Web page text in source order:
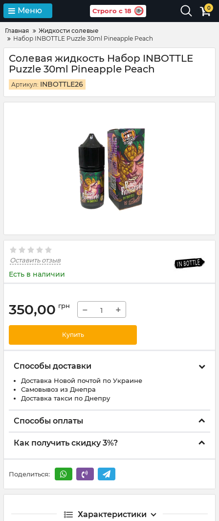
Меню Строго с 18 0
Главная
Жидкости солевые
Набор INBOTTLE Puzzle 30ml Pineapple Peach
Солевая жидкость Набор INBOTTLE
Puzzle 30ml Pineapple Peach
Артикул: INBOTTLE26
Оставить отзыв
Есть в наличии
350,00 грн − +
Купить
Способы доставки
Доставка Новой почтой по Украине
Самовывоз из Днепра
Доставка такси по Днепру
Способы оплаты
Как получить скидку 3%?
Поделиться:
Характеристики